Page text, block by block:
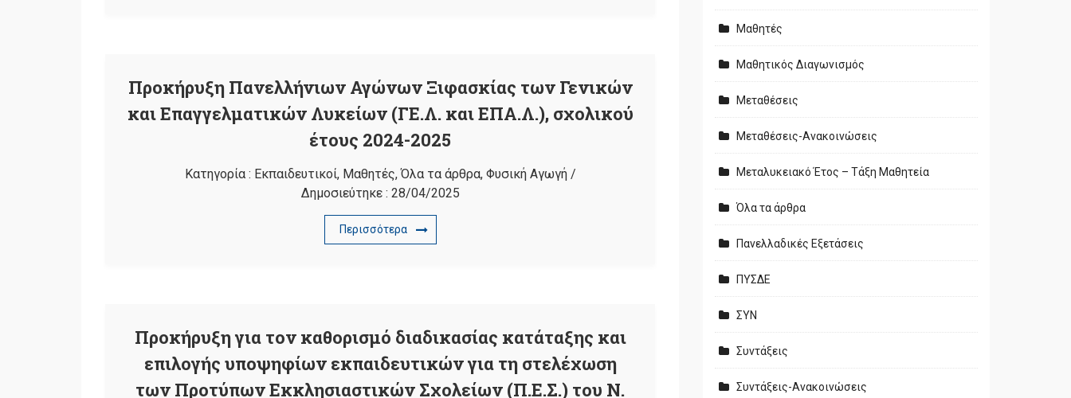
Προκήρυξη Πανελλήνιων Αγώνων Ξιφασκίας των Γενικών
και Επαγγελματικών Λυκείων (ΓΕ.Λ. και ΕΠΑ.Λ.), σχολικού
έτους 2024-2025
Κατηγορία : Εκπαιδευτικοί, Μαθητές,Όλα τα άρθρα, Φυσική Αγωγή/
Δημοσιεύτηκε : 28/04/2025
Περισσότερα
Προκήρυξη για τον καθορισμό διαδικασίας κατάταξης και
επιλογής υποψηφίων εκπαιδευτικών για τη στελέχωση
των Προτύπων Εκκλησιαστικών Σχολείων (Π.Ε.Σ.) του Ν.
Μαθητές
Μαθητικός Διαγωνισμός
Μεταθέσεις
Μεταθέσεις-Ανακοινώσεις
Μεταλυκειακό Έτος – Τάξη Μαθητεία
Όλα τα άρθρα
Πανελλαδικές Εξετάσεις
ΠΥΣΔΕ
ΣΥΝ
Συντάξεις
Συντάξεις-Ανακοινώσεις